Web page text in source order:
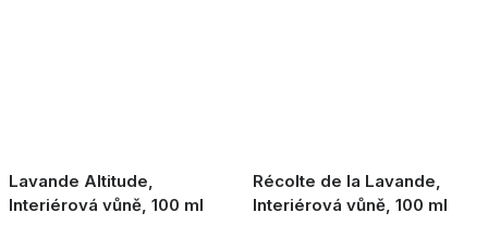
Lavande Altitude,
Interiérová vůně, 100 ml
Récolte de la Lavande,
Interiérová vůně, 100 ml